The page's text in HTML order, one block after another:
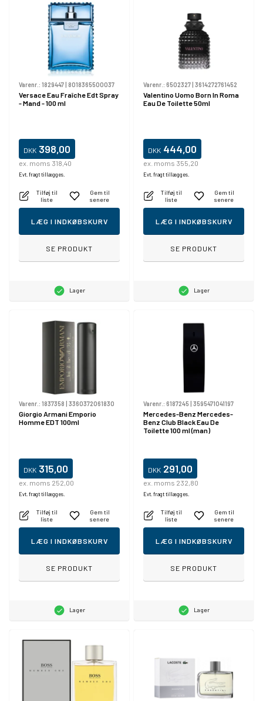
Varenr.: 1829447| 8018365500037
Versace Eau Fraîche Edt Spray
- Mand - 100 ml
DKK 398,00
ex. moms 318,40
Evt. fragt tillægges.
Tilføj til
liste
Gem til
senere
LÆG I INDKØBSKURV
SE PRODUKT
Lager
Varenr.: 6502327| 3614272761452
Valentino Uomo Born In Roma
Eau De Toilette 50ml
DKK 444,00
ex. moms 355,20
Evt. fragt tillægges.
Tilføj til
liste
Gem til
senere
LÆG I INDKØBSKURV
SE PRODUKT
Lager
Varenr.: 1837358 3360372061830
Giorgio Armani Emporio
Homme EDT 100ml
DKK 315,00
ex. moms 252,00
Evt. fragt tillægges.
Tilføj til
liste
Gem til
senere
LÆG I INDKØBSKURV
SE PRODUKT
Lager
Varenr.: 6187245 3595471041197
Mercedes-Benz Mercedes-
Benz Club Black Eau De
Toilette 100 ml (man)
DKK 291,00
ex. moms 232,80
Evt. fragt tillægges.
Tilføj til
liste
Gem til
senere
LÆG I INDKØBSKURV
SE PRODUKT
Lager